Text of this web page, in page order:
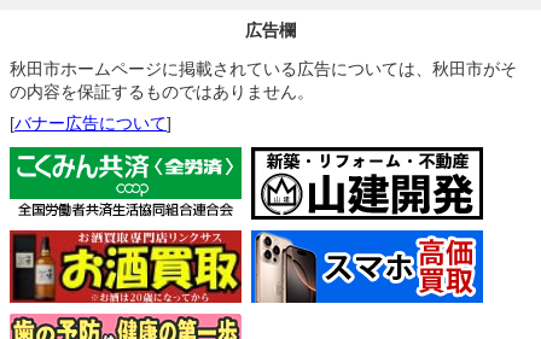
広告欄
秋田市ホームページに掲載されている広告については、秋田市がそ
の内容を保証するものではありません。
[バナー広告について]